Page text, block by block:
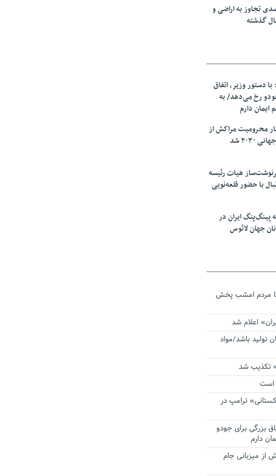
۵۲درصدی تجاوز به اراضی و
دستور وزیر، اتفاق
رخ می‌دهد/ به
ایمان دارم
محرومیت مراکش از
۲۰۳۰ شد
هیات رئیسه
با حضور قلعه‌نویی
پینگ‌پنگ ایران در
جهان لائوس
مردم امشب پخش
اعلام شد
تولید باشد/مواد
تکذیب شد
است
ترامپ در
بزرگی برای جودو
دارم
از میزبانی جام